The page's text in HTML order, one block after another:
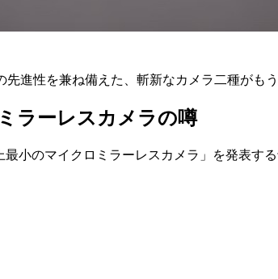
進性を兼ね備えた、斬新なカメラ二種がも
ラーレスカメラの噂
最小のマイクロミラーレスカメラ」を発表